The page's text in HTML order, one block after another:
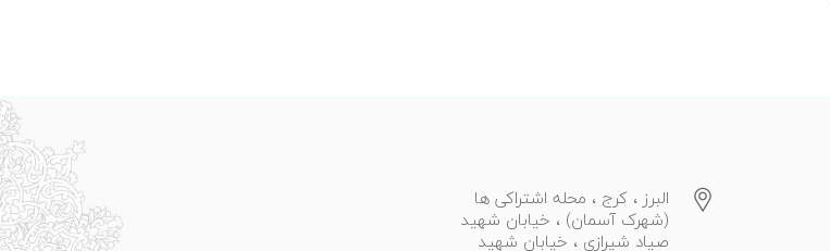
البرز ، کرج ، محله اشتراکی ها
(شهرک آسمان) ، خیابان شهید
صیاد شیرازی ، خیابان شهید